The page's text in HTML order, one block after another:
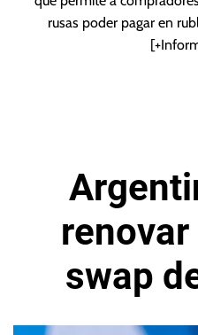
rusas poder pagar en
swap
con